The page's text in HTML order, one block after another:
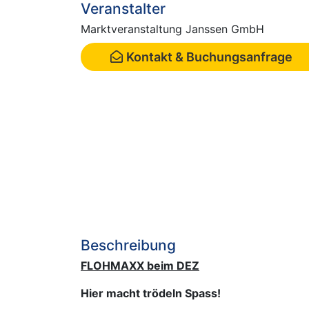
Veranstalter
Marktveranstaltung Janssen GmbH
Kontakt & Buchungsanfrage
Beschreibung
FLOHMAXX beim DEZ
Hier macht trödeln Spass!